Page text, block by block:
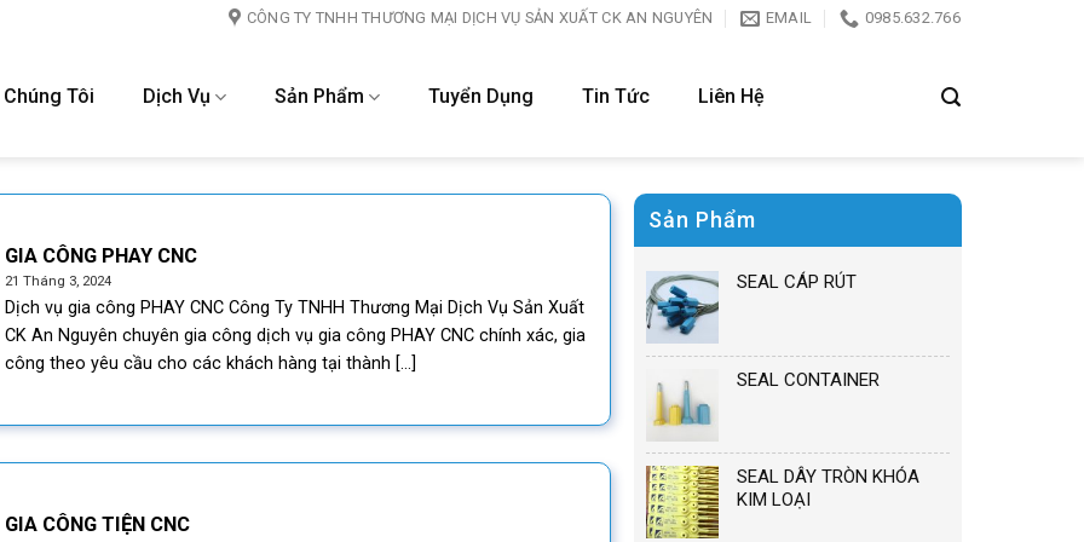
CÔNG TY TNHH THƯƠNG MẠI DỊCH VỤ SẢN XUẤT CK AN NGUYÊN EMAIL 0985.632.766
Chúng Tôi Dịch Vụ Sản Phẩm Tuyển Dụng Tin Tức Liên Hệ
GIA CÔNG PHAY CNC
21 Tháng 3, 2024
Dịch vụ gia công PHAY CNC Công Ty TNHH Thương Mại Dịch Vụ Sản Xuất
CK An Nguyên chuyên gia công dịch vụ gia công PHAY CNC chính xác, gia
công theo yêu cầu cho các khách hàng tại thành [...]
GIA CÔNG TIỆN CNC
Sản Phẩm
SEAL CÁP RÚT
SEAL CONTAINER
SEAL DÂY TRÒN KHÓA
KIM LOẠI